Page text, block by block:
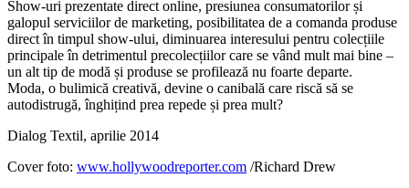
Show-uri prezentate direct online, presiunea consumatorilor și
galopul serviciilor de marketing, posibilitatea de a comanda produse
direct în timpul show-ului, diminuarea interesului pentru colecțiile
principale în detrimentul precolecțiilor care se vând mult mai bine –
un alt tip de modă și produse se profilează nu foarte departe.
Moda, o bulimică creativă, devine o canibală care riscă să se
autodistrugă, înghițind prea repede și prea mult?
Dialog Textil, aprilie 2014
Cover foto: www.hollywoodreporter.com /Richard Drew